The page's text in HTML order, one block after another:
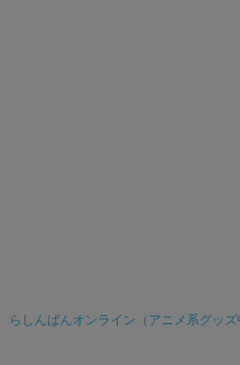
らしんばんオンライン（アニメ系グッ